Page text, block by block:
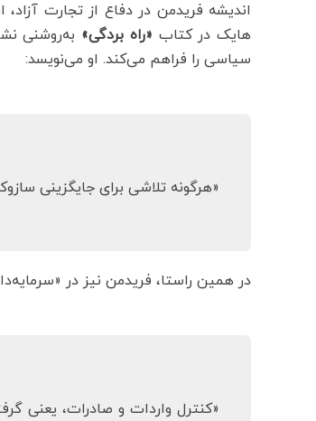
اندیشه فریدمن در دفاع از تجارت
هایک در کتاب «راه بردگی» به‌روشنی
سیاسی را فراهم می‌کند. او می‌نویسد:
«هرگونه تلاشی برای جایگزینی
در همین راستا، فریدمن نیز در
«کنترل واردات و صادرات، یعنی